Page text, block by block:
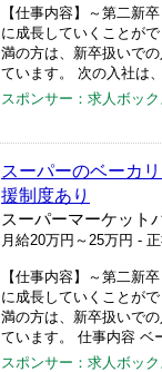
【仕事内容】～第二新
に成長していくことが
満の方は、新卒扱いで
ています。 次の入社は
スポンサー：求人ボック
スーパーのベーカ
援制度あり
スーパーマーケット
月給20万円～25万円 -
【仕事内容】～第二新
に成長していくことが
満の方は、新卒扱いで
ています。 仕事内容 ベ
スポンサー：求人ボック